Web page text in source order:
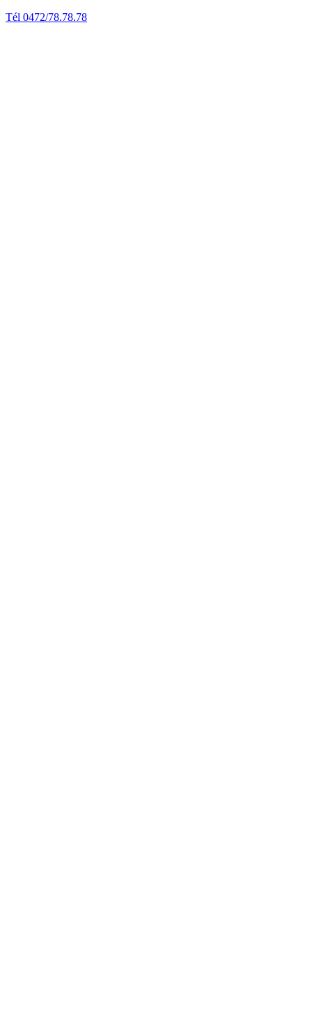
Tél 0472/78.78.78